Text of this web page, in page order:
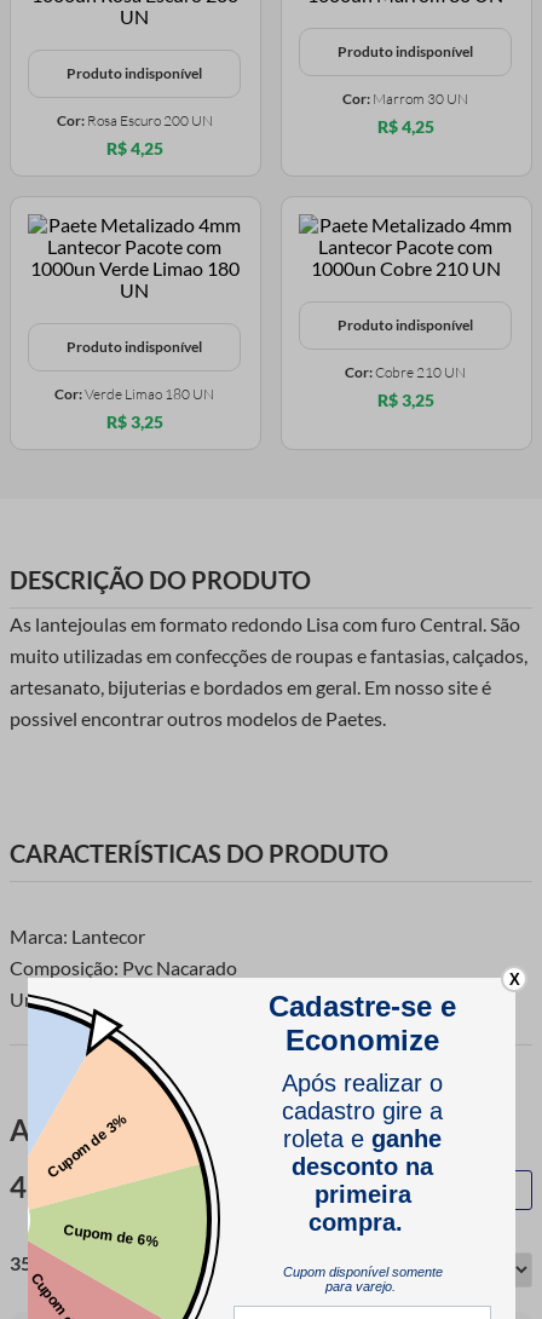
Produto indisponível
Cor: Rosa Escuro 200 UN
R$ 4,25
Produto indisponível
Cor: Marrom 30 UN
R$ 4,25
Produto indisponível
Cor:Verde Limao 180 UN
R$ 3,25
Produto indisponível
Cor:Cobre 210 UN
R$ 3,25
DESCRIÇÃO DO PRODUTO
As lantejoulas em formato redondo Lisa com furo Central. São
muito utilizadas em confecções de roupas e fantasias, calçados,
artesanato, bijuterias e bordados em geral. Em nosso site é
possivel encontrar outros modelos de Paetes.
CARACTERÍSTICAS DO PRODUTO
Marca: Lantecor
Composição: Pvc Nacarado
Unidade de Venda: Pacote com 1000 unidades.
Avaliações
4.9
35 avaliações
X